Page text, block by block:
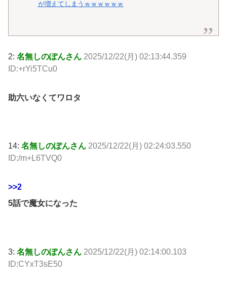
が増えてしまうｗｗｗｗｗｗ
2: 名無しのぽんさん 2025/12/22(月) 02:13:44.359
ID:+rYi5TCu0
助六いなくてワロタ
14: 名無しのぽんさん 2025/12/22(月) 02:24:03.550
ID:/m+L6TVQ0
>>2
5話で魔女になった
3: 名無しのぽんさん 2025/12/22(月) 02:14:00.103
ID:CYxT3sE50